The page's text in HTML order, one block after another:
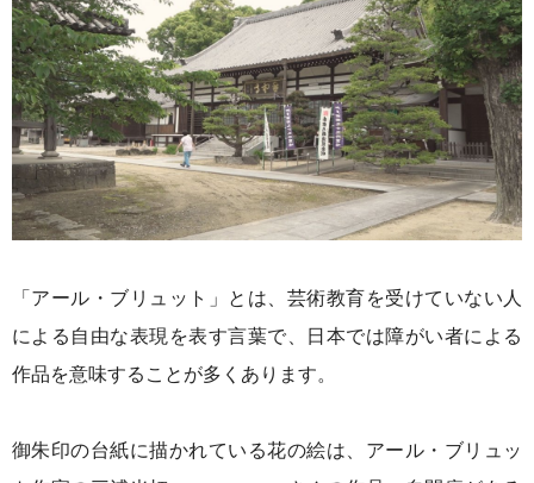
「アール・ブリュット」とは、 芸術教育を受けていない人
による 自由な表現を表す言葉で、 日本では障がい者による
作品を意味することが多くあります。
御朱印の台紙に描かれている花の絵は、 アール・ブリュッ